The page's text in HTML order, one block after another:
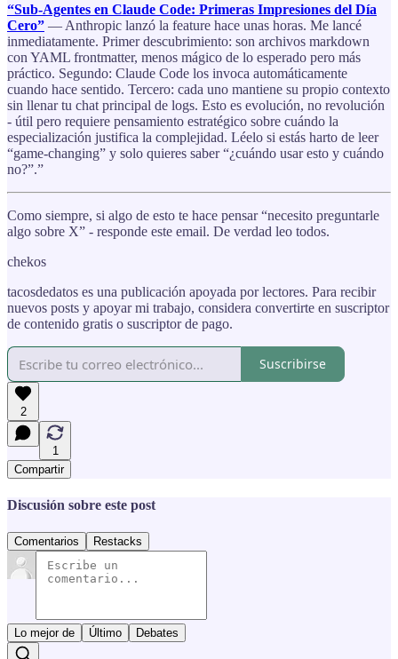
“Sub-Agentes en Claude Code: Primeras Impresiones del Día
Cero” — Anthropic lanzó la feature hace unas horas. Me lancé
inmediatamente. Primer descubrimiento: son archivos markdown
con YAML frontmatter, menos mágico de lo esperado pero más
práctico. Segundo: Claude Code los invoca automáticamente
cuando hace sentido. Tercero: cada uno mantiene su propio contexto
sin llenar tu chat principal de logs. Esto es evolución, no revolución
- útil pero requiere pensamiento estratégico sobre cuándo la
especialización justifica la complejidad. Léelo si estás harto de leer
“game-changing” y solo quieres saber “¿cuándo usar esto y cuándo
no?”.”
Como siempre, si algo de esto te hace pensar “necesito preguntarle
algo sobre X” - responde este email. De verdad leo todos.
chekos
tacosdedatos es una publicación apoyada por lectores. Para recibir
nuevos posts y apoyar mi trabajo, considera convertirte en suscriptor
de contenido gratis o suscriptor de pago.
Suscribirse
2
1
Compartir
Discusión sobre este post
Comentarios Restacks
Lo mejor de Último Debates